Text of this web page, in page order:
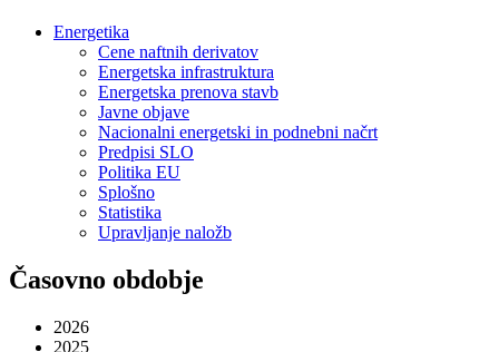
Energetika
Cene naftnih derivatov
Energetska infrastruktura
Energetska prenova stavb
Javne objave
Nacionalni energetski in podnebni načrt
Predpisi SLO
Politika EU
Splošno
Statistika
Upravljanje naložb
Časovno obdobje
2026
2025